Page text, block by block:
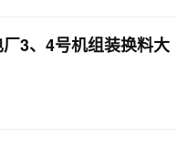
3、4号机组装换料大